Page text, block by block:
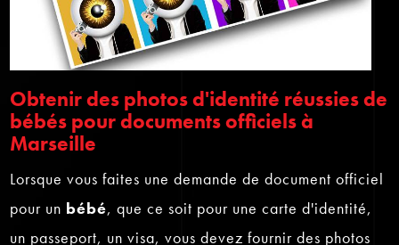
Obtenir des photos d'identité réussies de
bébés pour documents officiels à
Marseille
Lorsque vous faites une demande de document officiel
pour un bébé, que ce soit pour une carte d'identité,
un passeport, un visa, vous devez fournir des photos